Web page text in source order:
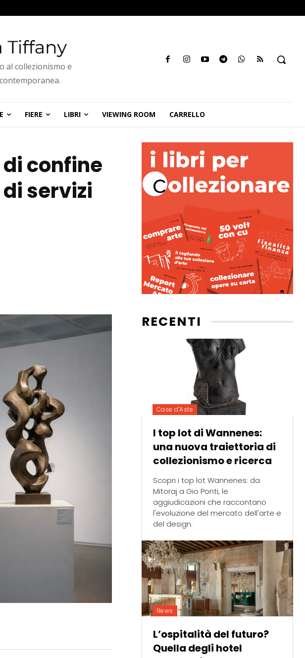
al collezionismo e
FIERE LIBRI VIEWING ROOM CARRELLO
confine
servizi
RECENTI
Case d'Aste
I top lot di Wannenes:
una nuova traiettoria di
collezionismo e ricerca
Scopri i top lot Wannenes: da
Mitoraj a Gio Ponti, le
aggiudicazioni che raccontano
l'evoluzione del mercato dell'arte e
del design.
News
L’ospitalità del futuro?
Quella degli hotel